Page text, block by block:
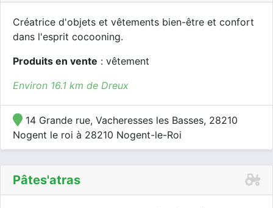
Créatrice d'objets et vêtements bien-être et confort
dans l'esprit cocooning.
Produits en vente : vêtement
Environ 16.1 km de Dreux
14 Grande rue, Vacheresses les Basses, 28210
Nogent le roi à 28210 Nogent-le-Roi
Pâtes'atras